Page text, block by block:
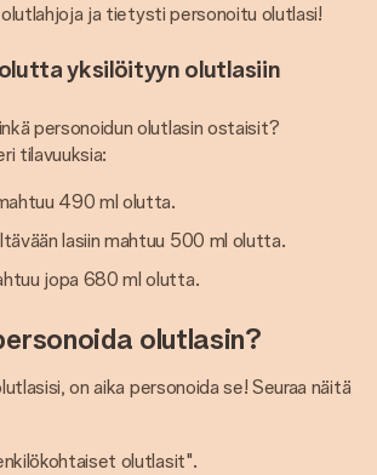
olutlahjoja ja tietysti personoitu olutlasi!
yksilöityyn olutlasiin
personoidun olutlasin ostaisit?
tilavuuksia:
490 ml olutta.
lasiin mahtuu 500 ml olutta.
jopa 680 ml olutta.
olutlasin?
on aika personoida se! Seuraa näitä
olutlasit".